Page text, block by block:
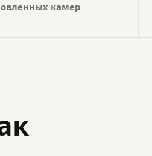
камер